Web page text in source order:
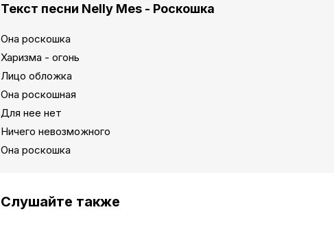
Текст песни Nelly Mes - Роскошка
Она роскошка
Харизма - огонь
Лицо обложка
Она роскошная
Для нее нет
Ничего невозможного
Она роскошка
Слушайте также